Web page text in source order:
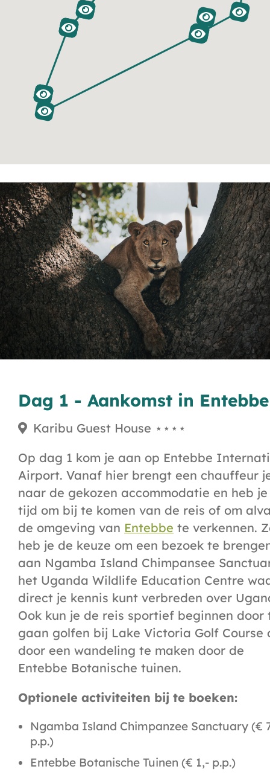
Dag 1 - Aankomst in Entebbe
Karibu Guest House ⋆⋆⋆⋆
Op dag 1 kom je aan op Entebbe
Airport. Vanaf hier brengt een chauffeur
naar de gekozen accommodatie en heb
tijd om bij te komen van de reis of om
de omgeving van Entebbe te verkennen.
heb je de keuze om een bezoek te
aan Ngamba Island Chimpansee
het Uganda Wildlife Education Centre
direct je kennis kunt verbreden over
Ook kun je de reis sportief beginnen door
gaan golfen bij Lake Victoria Golf Course
door een wandeling te maken door de
Entebbe Botanische tuinen.
Optionele activiteiten bij te boeken:
Ngamba Island Chimpanzee Sanctuary (€
p.p.)
Entebbe Botanische Tuinen (€ 1,- p.p.)